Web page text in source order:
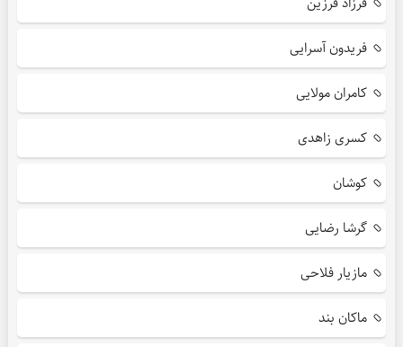
فریدون آسرایی
کامران مولایی
کسری زاهدی
کوشان
گرشا رضایی
مازیار فلاحی
ماکان بند